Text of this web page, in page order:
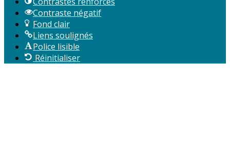
Contraste négatif
Fond clair
Liens soulignés
Police lisible
Réinitialiser